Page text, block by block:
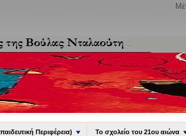
Περιφέρεια) Το σχολείο του 21ου αιώνα